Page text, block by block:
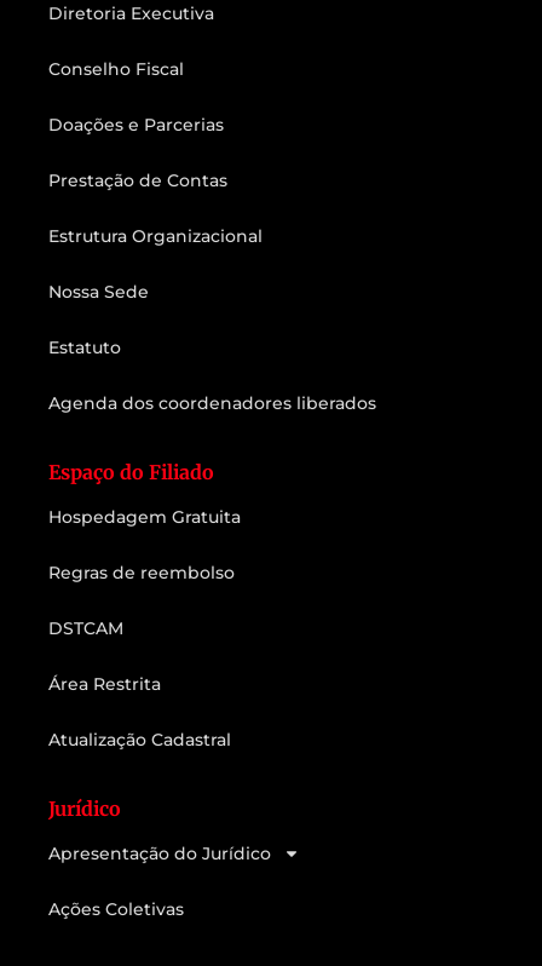
Diretoria Executiva
Conselho Fiscal
Doações e Parcerias
Prestação de Contas
Estrutura Organizacional
Nossa Sede
Estatuto
Agenda dos coordenadores liberados
Espaço do Filiado
Hospedagem Gratuita
Regras de reembolso
DSTCAM
Área Restrita
Atualização Cadastral
Jurídico
Apresentação do Jurídico
Ações Coletivas